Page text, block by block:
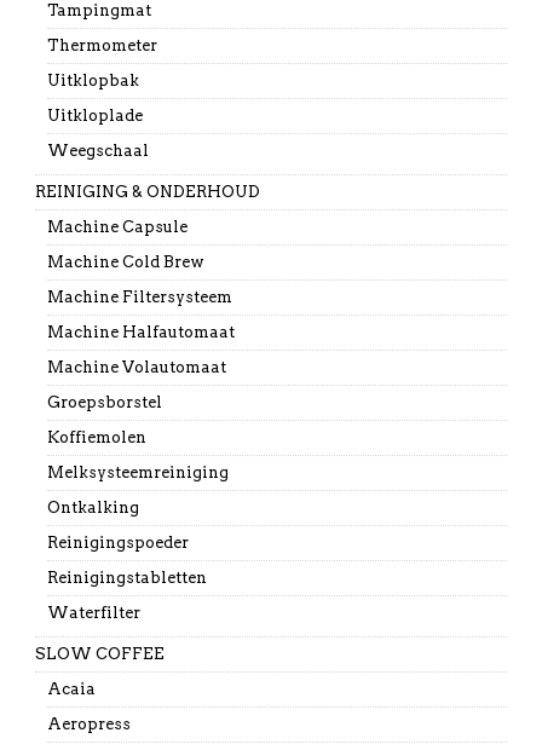
Tampingmat
Thermometer
Uitklopbak
Uitkloplade
Weegschaal
REINIGING & ONDERHOUD
Machine Capsule
Machine Cold Brew
Machine Filtersysteem
Machine Halfautomaat
Machine Volautomaat
Groepsborstel
Koffiemolen
Melksysteemreiniging
Ontkalking
Reinigingspoeder
Reinigingstabletten
Waterfilter
SLOW COFFEE
Acaia
Aeropress